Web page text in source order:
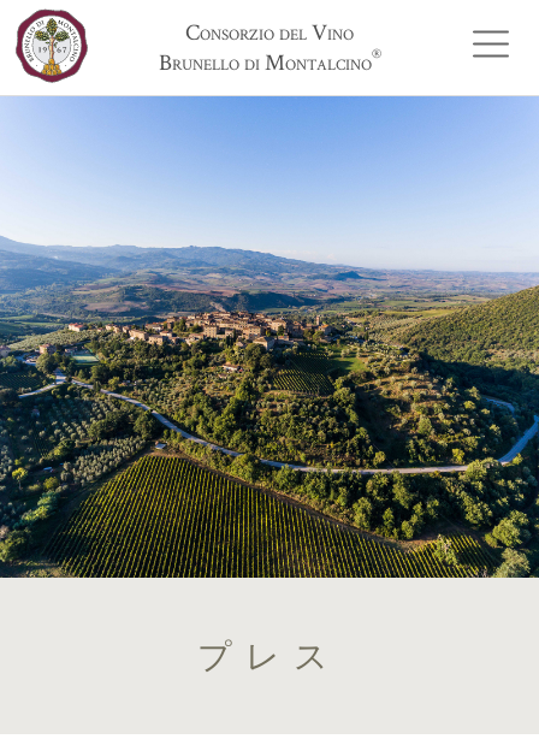
Consorzio del Vino
Brunello di Montalcino®
プレス